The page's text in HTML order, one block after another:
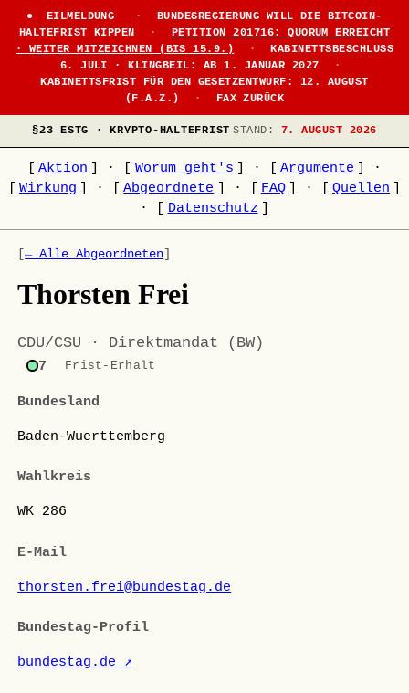
● EILMELDUNG ·
BUNDESREGIERUNG WILL DIE BITCOIN-
HALTEFRIST KIPPEN
·
PETITION 201716: QUORUM ERREICHT
· WEITER MITZEICHNEN (BIS 15.9.)
·
KABINETTSBESCHLUSS
6. JULI · KLINGBEIL: AB 1. JANUAR 2027
·
KABINETTSFRIST FÜR DEN GESETZENTWURF: 12. AUGUST
(F.A.Z.)
· FAX ZURÜCK
§23 ESTG · KRYPTO-HALTEFRIST STAND: 7. AUGUST 2026
Aktion · Worum geht's · Argumente
·
Wirkung · Abgeordnete · FAQ · Quellen
·
Datenschutz
[← Alle Abgeordneten]
Thorsten Frei
CDU/CSU · Direktmandat (BW)
7 Frist-Erhalt
Bundesland
Baden-Wuerttemberg
Wahlkreis
WK 286
E-Mail
thorsten.frei@bundestag.de
Bundestag-Profil
bundestag.de ↗